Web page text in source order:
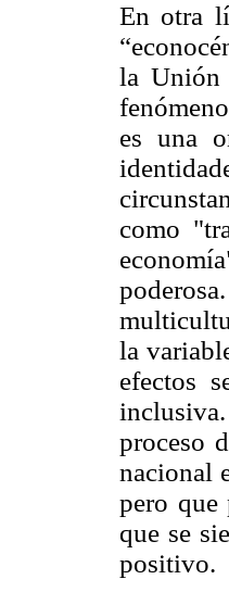
En otra
la Unión
es una
como
la
efectos
proceso
nacional
pero que
que se
positivo.